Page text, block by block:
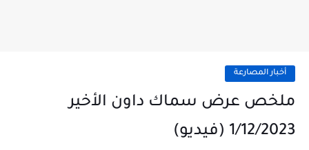
أخبار المصارعة
ملخص عرض سماك داون الأخير
1/12/2023 (فيديو)